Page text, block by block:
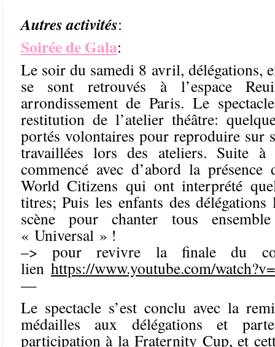
Autres activités:
Soirée de Gala:
Le soir du samedi 8 avril, délégations,
se sont retrouvés à l’espace
arrondissement de Paris. Le
restitution de l’atelier théâtre:
portés volontaires pour reproduire sur
travaillées lors des ateliers. Suite
commencé avec d’abord la présence
World Citizens qui ont interprété
titres; Puis les enfants des
scène pour chanter tous
« Universal » !
–> pour revivre la finale du
lien https://www.youtube.com/
—
Le spectacle s’est conclu avec la
médailles aux délégations et
participation à la Fraternity Cup, et